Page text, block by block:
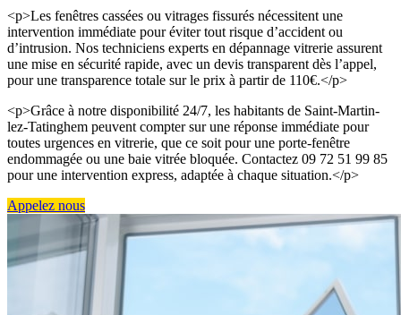
<p>Les fenêtres cassées ou vitrages fissurés nécessitent une
intervention immédiate pour éviter tout risque d’accident ou
d’intrusion. Nos techniciens experts en dépannage vitrerie assurent
une mise en sécurité rapide, avec un devis transparent dès l’appel,
pour une transparence totale sur le prix à partir de 110€.</p>
<p>Grâce à notre disponibilité 24/7, les habitants de Saint-Martin-
lez-Tatinghem peuvent compter sur une réponse immédiate pour
toutes urgences en vitrerie, que ce soit pour une porte-fenêtre
endommagée ou une baie vitrée bloquée. Contactez 09 72 51 99 85
pour une intervention express, adaptée à chaque situation.</p>
Appelez nous